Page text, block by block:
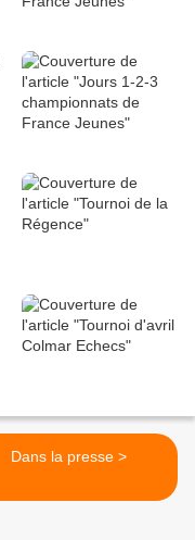
Dans la presse >